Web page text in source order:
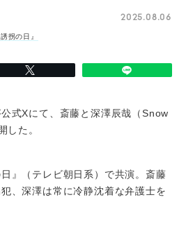
2025.08.06
誘拐の日』
式Xにて、斎藤と深澤辰哉（Snow
した。
』（テレビ朝日系）で共演。斎藤
、深澤は常に冷静沈着な弁護士を